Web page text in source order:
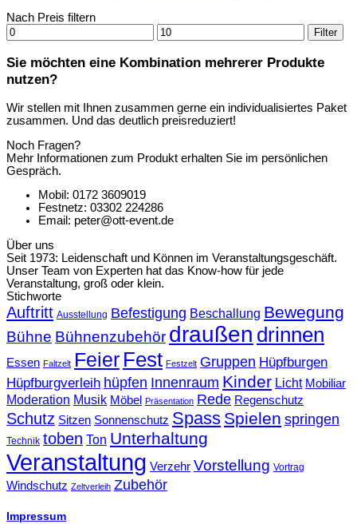
Nach Preis filtern
Min.
Preis
Max.
Preis
Filter
Sie möchten eine Kombination mehrerer Produkte
nutzen?
Wir stellen mit Ihnen zusammen gerne ein individualisiertes Paket
zusammen. Und das deutlich preisreduziert!
Noch Fragen?
Mehr Informationen zum Produkt erhalten Sie im persönlichen
Gespräch.
Mobil: 0172 3609019
Festnetz: 03302 224286
Email: peter@ott-event.de
Über uns
Seit 1973: Leidenschaft und Können im Veranstaltungsgeschäft.
Unser Team von Experten hat das Know-how für jede
Veranstaltung, groß oder klein.
Stichworte
Auftritt Ausstellung Befestigung Beschallung Bewegung
Bühne Bühnenzubehör draußen drinnen
Essen Faltzelt Feier Fest Festzelt Gruppen Hüpfburgen
Hüpfburgverleih hüpfen Innenraum Kinder Licht Mobiliar
Moderation Musik Möbel Präsentation Rede Regenschutz
Schutz Sitzen Sonnenschutz Spass Spielen springen
Technik toben Ton Unterhaltung
Veranstaltung Verzehr Vorstellung Vortrag
Windschutz Zeltverleih Zubehör
Impressum